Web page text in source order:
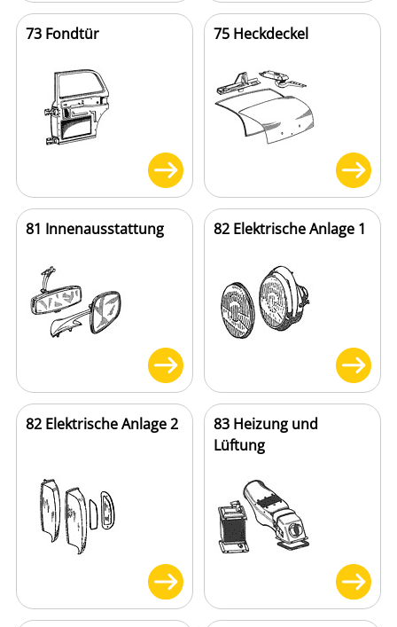
73 Fondtür 75 Heckdeckel
81 Innenausstattung 82 Elektrische Anlage 1
82 Elektrische Anlage 2
83 Heizung und
Lüftung